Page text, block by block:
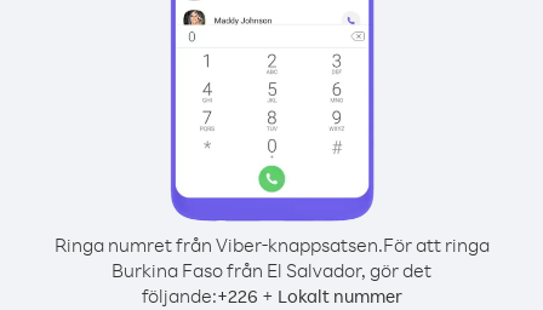
Ringa numret från Viber-knappsatsen.För att ringa
Burkina Faso från El Salvador, gör det
följande:+226 + Lokalt nummer